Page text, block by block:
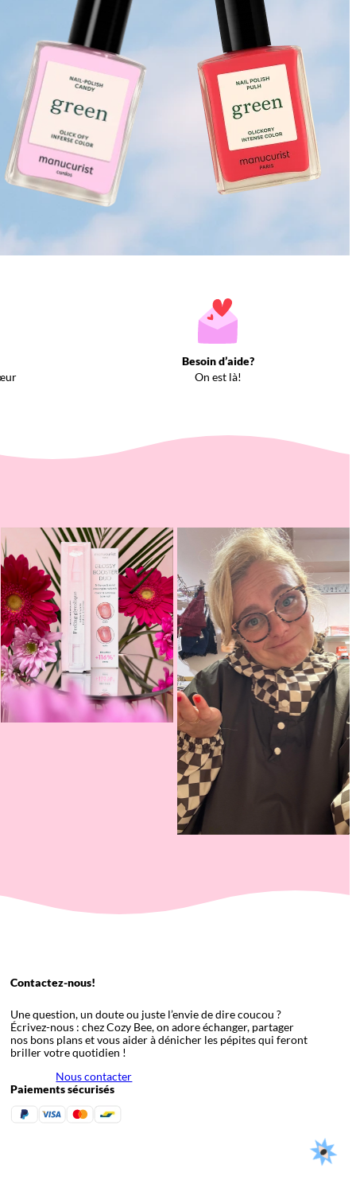
Besoin d’aide?
On est là!
Contactez-nous!
Une question, un doute ou juste l’envie de dire coucou ?
Écrivez-nous : chez Cozy Bee, on adore échanger, partager
nos bons plans et vous aider à dénicher les pépites qui feront
briller votre quotidien !
Nous contacter
Paiements sécurisés